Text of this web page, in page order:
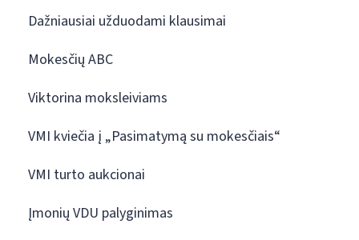
Dažniausiai užduodami klausimai
Mokesčių ABC
Viktorina moksleiviams
VMI kviečia į „Pasimatymą su mokesčiais“
VMI turto aukcionai
Įmonių VDU palyginimas